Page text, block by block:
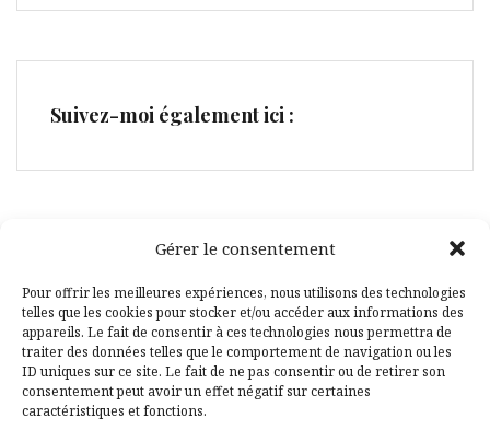
Gérer le consentement
Pour offrir les meilleures expériences, nous utilisons des technologies
telles que les cookies pour stocker et/ou accéder aux informations des
appareils. Le fait de consentir à ces technologies nous permettra de
traiter des données telles que le comportement de navigation ou les
ID uniques sur ce site. Le fait de ne pas consentir ou de retirer son
consentement peut avoir un effet négatif sur certaines
caractéristiques et fonctions.
Suivez-moi également ici :
Facebook
Pinterest